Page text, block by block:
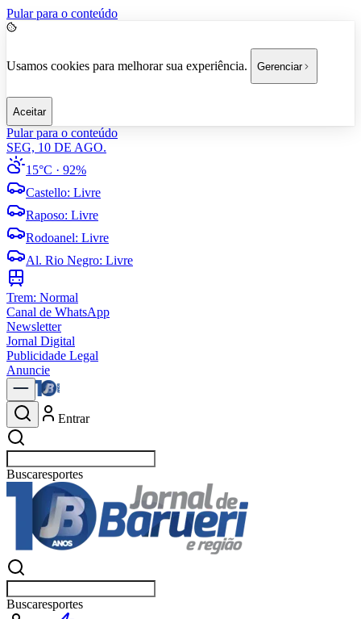
Pular para o conteúdo
Usamos cookies para melhorar sua experiência. Gerenciar
Aceitar
Pular para o conteúdo
SEG, 10 DE AGO.
15°C · 92%
Castello: Livre
Raposo: Livre
Rodoanel: Livre
Al. Rio Negro: Livre
Trem: Normal
Canal de WhatsApp
Newsletter
Jornal Digital
Publicidade Legal
Anuncie
Entrar
Buscarpolítica
Buscarpolítica